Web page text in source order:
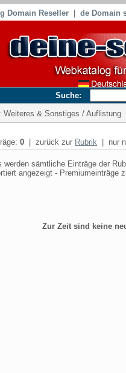
Domain Reseller de Domain
Suche:
& Sonstiges / Auflistung
0 | zurück zur Rubrik | nur
werden sämtliche Einträge der
angezeigt - Premiumeinträge
Zur Zeit sind keine